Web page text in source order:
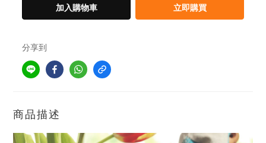
加入購物車 立即購買
分享到
商品描述